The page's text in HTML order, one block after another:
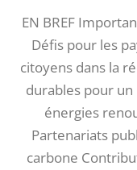
EN BREF
Défis pour les
citoyens dans la
durables pour
énergies
Partenariats
carbone